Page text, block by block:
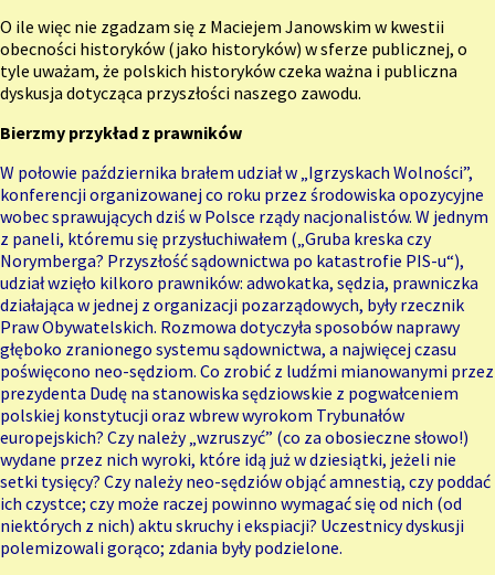
O ile więc nie zgadzam się z Maciejem Janowskim w kwestii
obecności historyków (jako historyków) w sferze publicznej, o
tyle uważam, że polskich historyków czeka ważna i publiczna
dyskusja dotycząca przyszłości naszego zawodu.
Bierzmy przykład z prawników
W połowie października brałem udział w „Igrzyskach Wolności”,
konferencji organizowanej co roku przez środowiska opozycyjne
wobec sprawujących dziś w Polsce rządy nacjonalistów. W jednym
z paneli, któremu się przysłuchiwałem („Gruba kreska czy
Norymberga? Przyszłość sądownictwa po katastrofie PIS-u“),
udział wzięło kilkoro prawników: adwokatka, sędzia, prawniczka
działająca w jednej z organizacji pozarządowych, były rzecznik
Praw Obywatelskich. Rozmowa dotyczyła sposobów naprawy
głęboko zranionego systemu sądownictwa, a najwięcej czasu
poświęcono neo-sędziom. Co zrobić z ludźmi mianowanymi przez
prezydenta Dudę na stanowiska sędziowskie z pogwałceniem
polskiej konstytucji oraz wbrew wyrokom Trybunałów
europejskich? Czy należy „wzruszyć” (co za obosieczne słowo!)
wydane przez nich wyroki, które idą już w dziesiątki, jeżeli nie
setki tysięcy? Czy należy neo-sędziów objąć amnestią, czy poddać
ich czystce; czy może raczej powinno wymagać się od nich (od
niektórych z nich) aktu skruchy i ekspiacji? Uczestnicy dyskusji
polemizowali gorąco; zdania były podzielone.